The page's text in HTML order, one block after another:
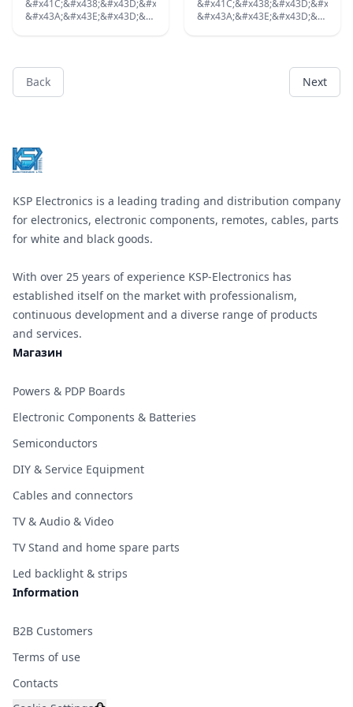
&#x43D;&#x430;
&#x438;&#x437;&#x432;&#x43E;&#x434;&#x438;
&#x41C;&#x438;&#x43D;&#x438;
&#x41C;&#x438;&#x43D;&#x438;
Back Next
KSP Electronics is a leading trading and distribution company
for electronics, electronic components, remotes, cables, parts
for white and black goods.
With over 25 years of experience KSP-Electronics has
established itself on the market with professionalism,
continuous development and a diverse range of products
and services.
Магазин
Powers & PDP Boards
Electronic Components & Batteries
Semiconductors
DIY & Service Equipment
Cables and connectors
TV & Audio & Video
TV Stand and home spare parts
Led backlight & strips
Information
B2B Customers
Terms of use
Contacts